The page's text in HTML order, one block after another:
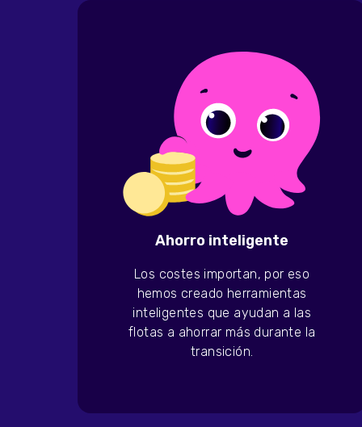
Ahorro inteligente
Los costes importan, por eso
hemos creado herramientas
inteligentes que ayudan a las
flotas a ahorrar más durante la
transición.